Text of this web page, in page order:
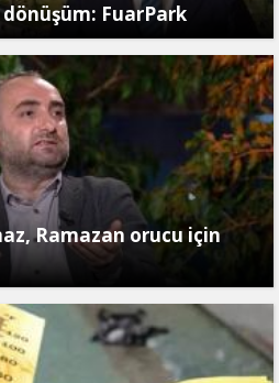
FuarPark
Ramazan orucu için